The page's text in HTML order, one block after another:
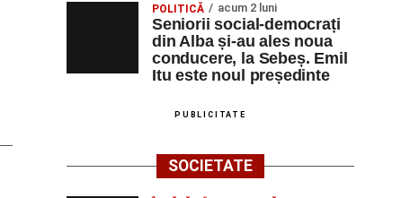
POLITICĂ acum 2 luni
Seniorii social-democrați
din Alba și-au ales noua
conducere, la Sebeș. Emil
Itu este noul președinte
PUBLICITATE
SOCIETATE